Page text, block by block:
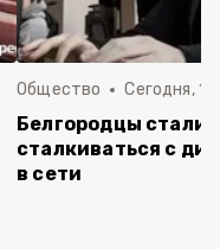
Общество Сегодня,
Белгородцы стали
сталкиваться с
в сети